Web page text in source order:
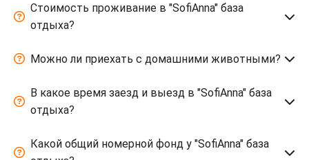
Стоимость проживание в "SofiAnna" база
отдыха?
Можно ли приехать с домашними животными?
В какое время заезд и выезд в "SofiAnna" база
отдыха?
Какой общий номерной фонд у "SofiAnna" база